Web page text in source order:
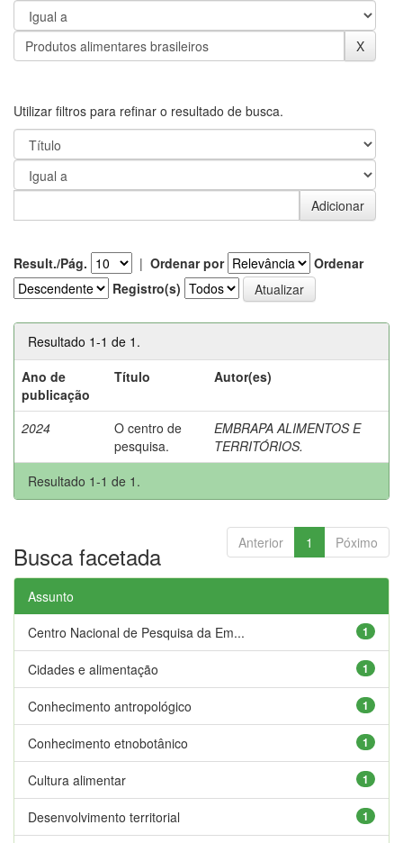
Utilizar filtros para refinar o resultado de busca.
Result./Pág. | Ordenar por
Ordenar
Registro(s)
Resultado 1-1 de 1.
Ano de
publicação
Título Autor(es)
2024
O centro de
pesquisa.
EMBRAPA ALIMENTOS E
TERRITÓRIOS.
Resultado 1-1 de 1.
Anterior 1 Póximo
Busca facetada
Assunto
1
Centro Nacional de Pesquisa da Em...
1
Cidades e alimentação
1
Conhecimento antropológico
1
Conhecimento etnobotânico
1
Cultura alimentar
1
Desenvolvimento territorial